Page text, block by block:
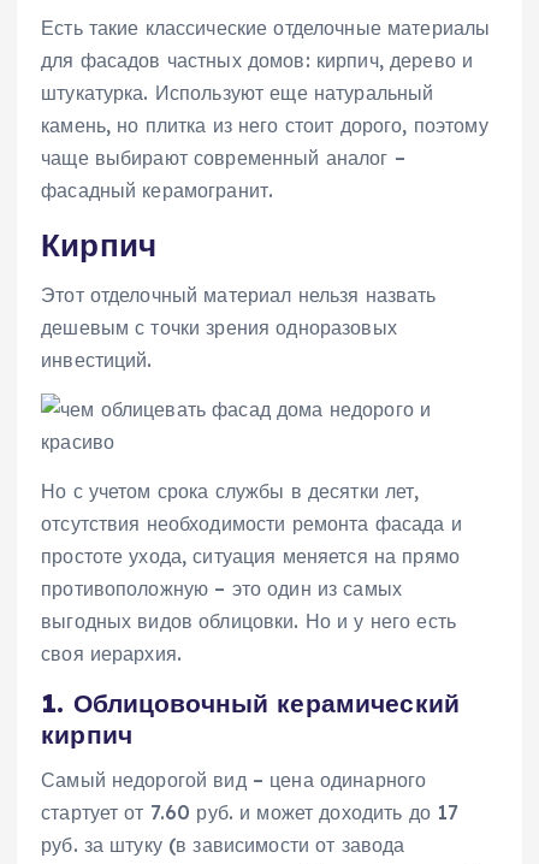
Есть такие классические отделочные материалы
для фасадов частных домов: кирпич, дерево и
штукатурка. Используют еще натуральный
камень, но плитка из него стоит дорого, поэтому
чаще выбирают современный аналог –
фасадный керамогранит.
Кирпич
Этот отделочный материал нельзя назвать
дешевым с точки зрения одноразовых
инвестиций.
Но с учетом срока службы в десятки лет,
отсутствия необходимости ремонта фасада и
простоте ухода, ситуация меняется на прямо
противоположную – это один из самых
выгодных видов облицовки. Но и у него есть
своя иерархия.
1. Облицовочный керамический
кирпич
Самый недорогой вид – цена одинарного
стартует от 7.60 руб. и может доходить до 17
руб. за штуку (в зависимости от завода